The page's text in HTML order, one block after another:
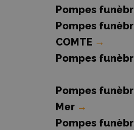
Pompes
Pompes
COMTE →
Pompes
Pompes
Mer →
Pompes